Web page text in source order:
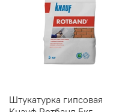
Штукатурка гипсовая